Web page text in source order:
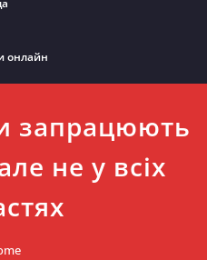
онлайн
запрацюють
не у всіх